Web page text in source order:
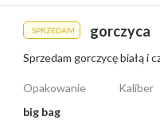
SPRZEDAM gorczyca
Opakowanie
big bag
Kaliber